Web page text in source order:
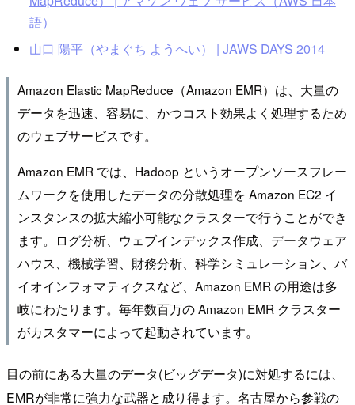
語）
山口 陽平（やまぐち ようへい） | JAWS DAYS 2014
Amazon Elastic MapReduce（Amazon EMR）は、大量の
データを迅速、容易に、かつコスト効果よく処理するため
のウェブサービスです。
Amazon EMR では、Hadoop というオープンソースフレー
ムワークを使用したデータの分散処理を Amazon EC2 イ
ンスタンスの拡大縮小可能なクラスターで行うことができ
ます。ログ分析、ウェブインデックス作成、データウェア
ハウス、機械学習、財務分析、科学シミュレーション、バ
イオインフォマティクスなど、Amazon EMR の用途は多
岐にわたります。毎年数百万の Amazon EMR クラスター
がカスタマーによって起動されています。
目の前にある大量のデータ(ビッグデータ)に対処するには、
EMRが非常に強力な武器と成り得ます。名古屋から参戦の